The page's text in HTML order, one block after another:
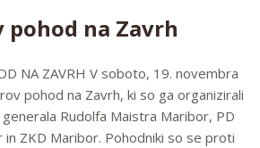
pohod na Zavrh
NA ZAVRH V soboto, 19. novembra
pohod na Zavrh, ki so ga organizirali
Rudolfa Maistra Maribor, PD
in ZKD Maribor. Pohodniki so se proti